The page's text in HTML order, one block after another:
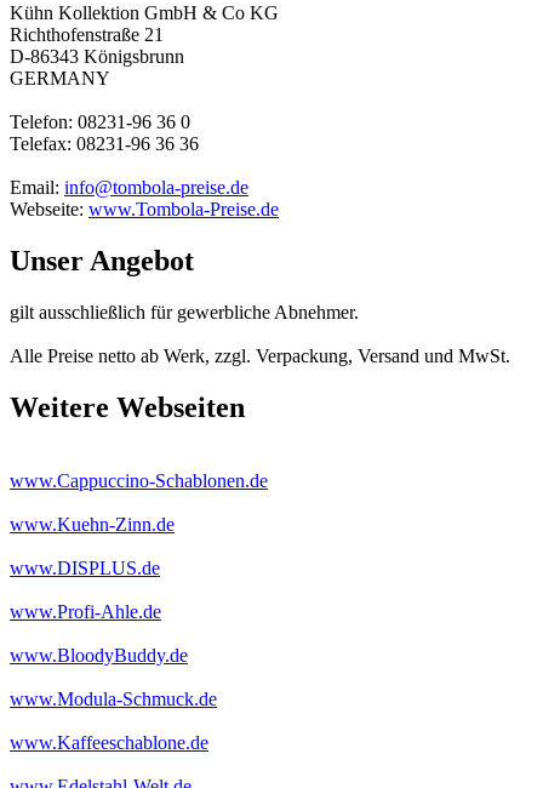
Kühn Kollektion GmbH & Co KG
Richthofenstraße 21
D-86343 Königsbrunn
GERMANY
Telefon: 08231-96 36 0
Telefax: 08231-96 36 36
Email: info@tombola-preise.de
Webseite: www.Tombola-Preise.de
Unser Angebot
gilt ausschließlich für gewerbliche Abnehmer.
Alle Preise netto ab Werk, zzgl. Verpackung, Versand und MwSt.
Weitere Webseiten
www.Cappuccino-Schablonen.de
www.Kuehn-Zinn.de
www.DISPLUS.de
www.Profi-Ahle.de
www.BloodyBuddy.de
www.Modula-Schmuck.de
www.Kaffeeschablone.de